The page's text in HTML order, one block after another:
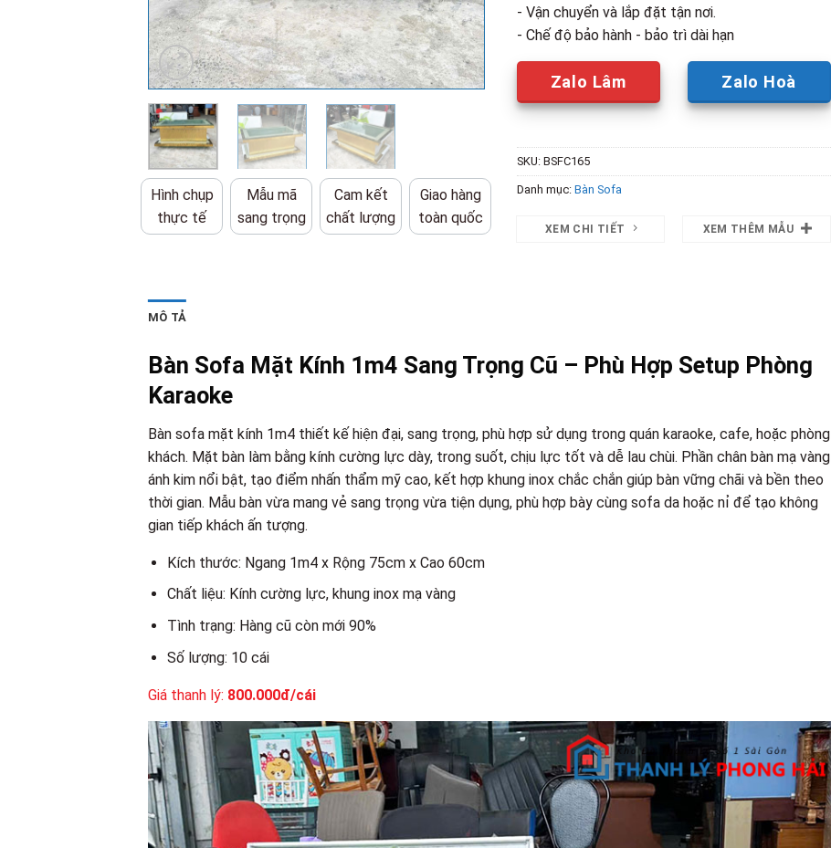
Hình chụp
thực tế
Mẫu mã
sang trọng
Cam kết
chất lượng
Giao hàng
toàn quốc
- Vận chuyển và lắp đặt tận nơi.
- Chế độ bảo hành - bảo trì dài hạn
Zalo Lâm Zalo Hoà
SKU: BSFC165
Danh mục: Bàn Sofa
XEM CHI TIẾT XEM THÊM MẪU
MÔ TẢ
Bàn Sofa Mặt Kính 1m4 Sang Trọng Cũ – Phù Hợp Setup Phòng
Karaoke
Bàn sofa mặt kính 1m4 thiết kế hiện đại, sang trọng, phù hợp sử dụng trong quán karaoke, cafe, hoặc phòng
khách. Mặt bàn làm bằng kính cường lực dày, trong suốt, chịu lực tốt và dễ lau chùi. Phần chân bàn mạ vàng
ánh kim nổi bật, tạo điểm nhấn thẩm mỹ cao, kết hợp khung inox chắc chắn giúp bàn vững chãi và bền theo
thời gian. Mẫu bàn vừa mang vẻ sang trọng vừa tiện dụng, phù hợp bày cùng sofa da hoặc nỉ để tạo không
gian tiếp khách ấn tượng.
Kích thước: Ngang 1m4 x Rộng 75cm x Cao 60cm
Chất liệu: Kính cường lực, khung inox mạ vàng
Tình trạng: Hàng cũ còn mới 90%
Số lượng: 10 cái
Giá thanh lý: 800.000đ/cái